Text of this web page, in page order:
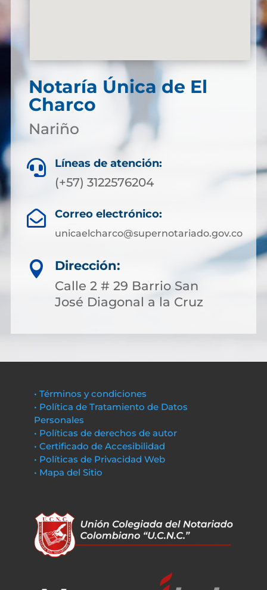
Notaría Única de El
Charco
Nariño
 Líneas de atención:
(+57) 3122576204
 Correo electrónico:
unicaelcharco@supernotariado.gov.co

Dirección:
Calle 2 # 29 Barrio San
José Diagonal a la Cruz
• Términos y condiciones
• Política de Tratamiento de Datos
Personales
• Políticas de derechos de autor
• Certificado de Accesibilidad
• Políticas de Privacidad Web
• Mapa del Sitio